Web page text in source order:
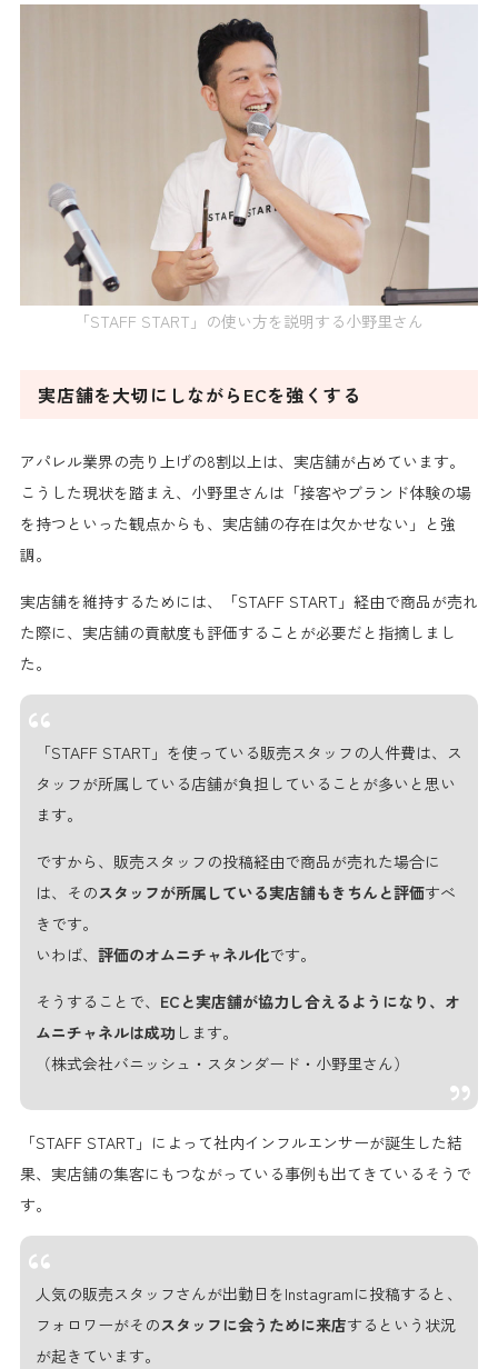
「STAFF START」の使い方を説明する小野里さん
実店舗を大切にしながらECを強くする
アパレル業界の売り上げの8割以上は、実店舗が占めています。
こうした現状を踏まえ、小野里さんは「接客やブランド体験の場
を持つといった観点からも、実店舗の存在は欠かせない」と強
調。
実店舗を維持するためには、「STAFF START」経由で商品が売れ
た際に、 実店舗の貢献度も評価することが必要だと指摘しまし
た。
「STAFF START」を使っている販売スタッフの人件費は、ス
タッフが所属している店舗が負担していることが多いと思い
ます。
ですから、販売スタッフの投稿経由で商品が売れた場合に
は、そのスタッフが所属している実店舗もきちんと評価すべ
きです。
いわば、 評価のオムニチャネル化です。
そうすることで、 ECと実店舗が協力し合えるようになり、オ
ムニチャネルは成功 します。
（株式会社バニッシュ・スタンダード・小野里さん）
「STAFF START」によって社内インフルエンサーが誕生した結
果、 実店舗の集客にもつながっている事例も出てきているそうで
す。
人気の販売スタッフさんが出勤日をInstagramに投稿すると、
フォロワーがそのスタッフに会うために来店するという状況
が起きています。